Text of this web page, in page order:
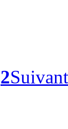
2Suivant